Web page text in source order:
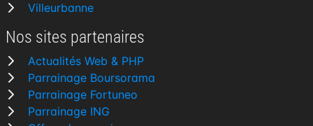
Villeurbanne
Nos sites partenaires
Actualités Web & PHP
Parrainage Boursorama
Parrainage Fortuneo
Parrainage ING